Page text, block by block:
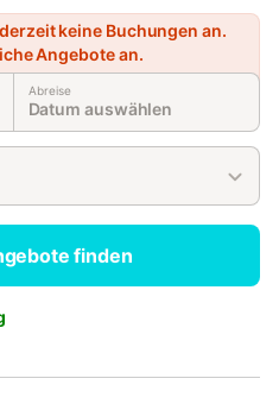
keine Buchungen an.
Angebote an.
Abreise
Datum auswählen
finden